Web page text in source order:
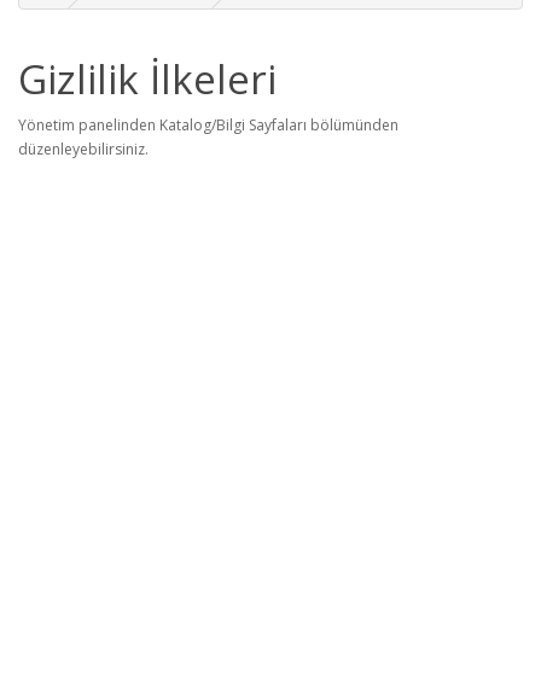
Gizlilik İlkeleri
Yönetim panelinden Katalog/Bilgi Sayfaları bölümünden
düzenleyebilirsiniz.